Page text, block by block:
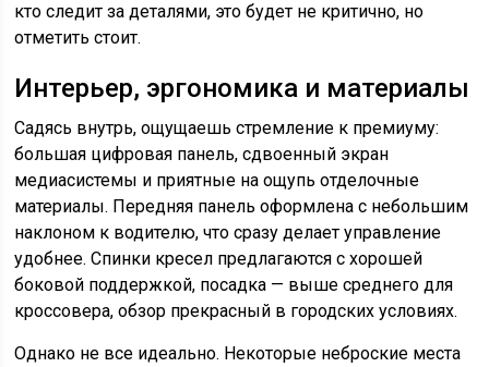
кто следит за деталями, это будет не критично, но
отметить стоит.
Интерьер, эргономика и материалы
Садясь внутрь, ощущаешь стремление к премиуму:
большая цифровая панель, сдвоенный экран
медиасистемы и приятные на ощупь отделочные
материалы. Передняя панель оформлена с небольшим
наклоном к водителю, что сразу делает управление
удобнее. Спинки кресел предлагаются с хорошей
боковой поддержкой, посадка — выше среднего для
кроссовера, обзор прекрасный в городских условиях.
Однако не все идеально. Некоторые неброские места